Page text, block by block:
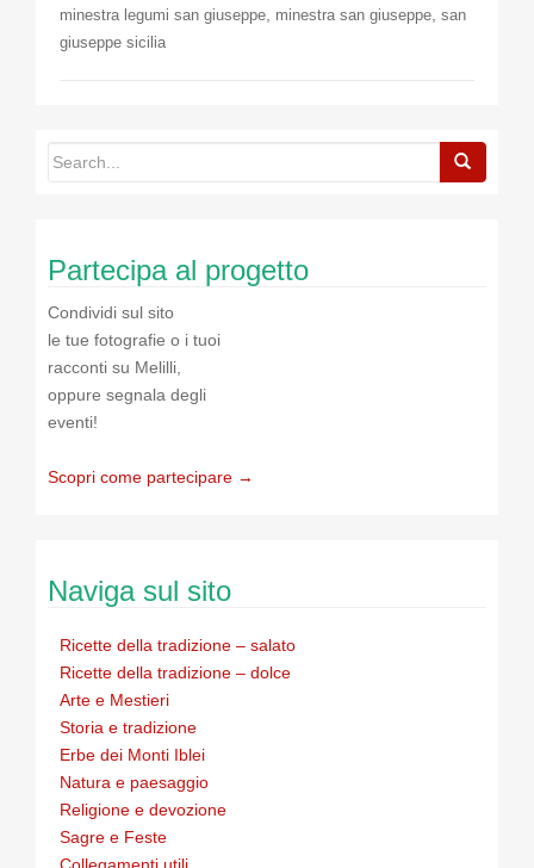
minestra legumi san giuseppe, minestra san giuseppe, san
giuseppe sicilia
Partecipa al progetto
Condividi sul sito
le tue fotografie o i tuoi
racconti su Melilli,
oppure segnala degli
eventi!
Scopri come partecipare →
Naviga sul sito
Ricette della tradizione – salato
Ricette della tradizione – dolce
Arte e Mestieri
Storia e tradizione
Erbe dei Monti Iblei
Natura e paesaggio
Religione e devozione
Sagre e Feste